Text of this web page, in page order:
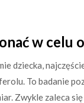
w celu
dziecka,
To badanie
Zwykle zaleca